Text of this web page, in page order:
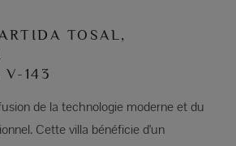
TOSAL,
143
de la technologie moderne et du
Cette villa bénéficie d'un